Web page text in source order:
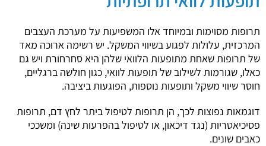
תרופות מסוימות ובמיוחד אלו המשפיעות על מערכת העצבים
המרכזית, עלולות לפגוע בשיווי המשקל. יש רשימה ארוכה מאד
של תרופות שאחת מתופעות הלוואי שלהן היא סחרחורת ויש גם
כאלו, שגורמות לשילוב של תופעות לוואי, כגון חולשה ברגליים,
חוסר שיווי משקל ותופעות נוספות, הפוגעות ביציבה.
דוגמאות נפוצות לכך, הן תרופות לטיפול ביתר לחץ דם, תרופות
פסיכיאטריות (נגד דיכאון, או לטיפול בהפרעות שינה) ומשככי
כאבים שונים.